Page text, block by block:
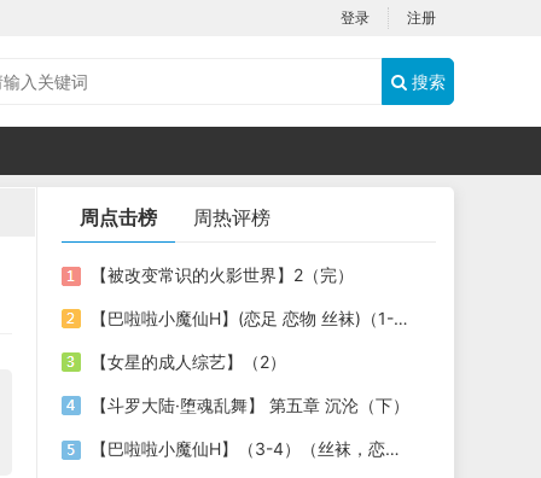
登录 注册
搜索
周点击榜 周热评榜
【被改变常识的火影世界】2（完）
【巴啦啦小魔仙H】(恋足 恋物 丝袜)（1-2）
【女星的成人综艺】（2）
【斗罗大陆·堕魂乱舞】 第五章 沉沦（下）
【巴啦啦小魔仙H】（3-4）（丝袜，恋足，恋物）